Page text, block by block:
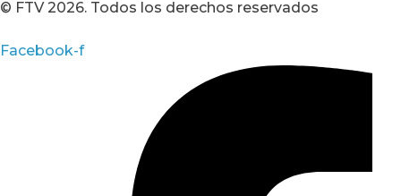
© FTV 2026. Todos los derechos reservados
Facebook-f